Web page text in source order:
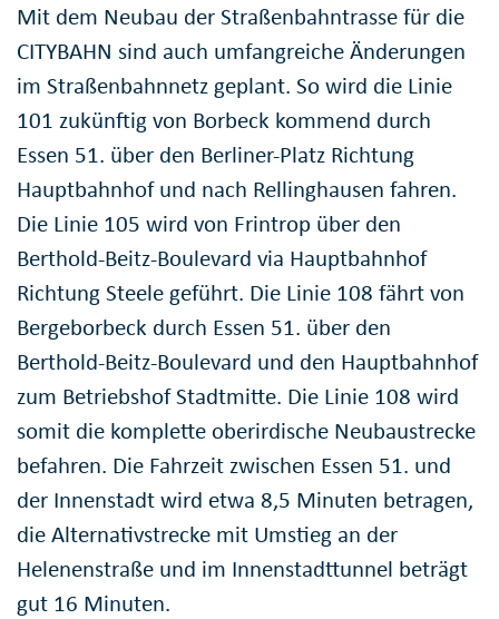
Mit dem Neubau der Straßenbahntrasse für die
CITYBAHN sind auch umfangreiche Änderungen
im Straßenbahnnetz geplant. So wird die Linie
101 zukünftig von Borbeck kommend durch
Essen 51. über den Berliner-Platz Richtung
Hauptbahnhof und nach Rellinghausen fahren.
Die Linie 105 wird von Frintrop über den
Berthold-Beitz-Boulevard via Hauptbahnhof
Richtung Steele geführt. Die Linie 108 fährt von
Bergeborbeck durch Essen 51. über den
Berthold-Beitz-Boulevard und den Hauptbahnhof
zum Betriebshof Stadtmitte. Die Linie 108 wird
somit die komplette oberirdische Neubaustrecke
befahren. Die Fahrzeit zwischen Essen 51. und
der Innenstadt wird etwa 8,5 Minuten betragen,
die Alternativstrecke mit Umstieg an der
Helenenstraße und im Innenstadttunnel beträgt
gut 16 Minuten.